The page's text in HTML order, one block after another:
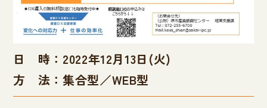
日 時：2022年12月13日(火)
方 法：集合型／WEB型